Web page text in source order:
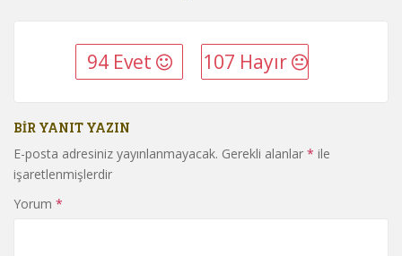
94 Evet 107 Hayır
BIR YANIT YAZIN
E-posta adresiniz yayınlanmayacak. Gerekli alanlar * ile
işaretlenmişlerdir
Yorum *